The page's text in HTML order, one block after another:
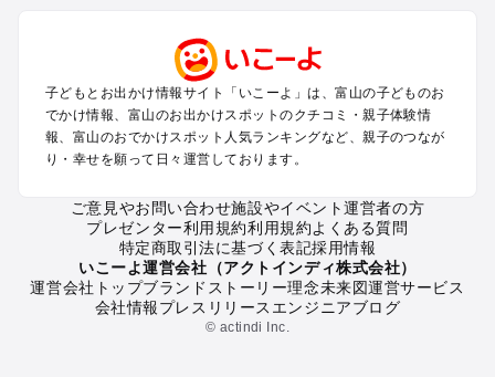
富山の定番お出かけスポット
富山の遊園地
富山の動物園
富山のバーベキュー
富山の牧場
富山のプール
富山のアスレチック
富山の公園・総合公園
富山の観光
子どもとお出かけ情報サイト「いこーよ」は、富山の子どものお
でかけ情報、富山のお出かけスポットのクチコミ・親子体験情
報、富山のおでかけスポット人気ランキングなど、親子のつなが
り・幸せを願って日々運営しております。
ご意見やお問い合わせ施設やイベント運営者の方
プレゼンター利用規約利用規約よくある質問
特定商取引法に基づく表記採用情報
いこーよ運営会社（アクトインディ株式会社）
運営会社トップブランドストーリー理念未来図運営サービス
会社情報プレスリリース エンジニアブログ
© actindi Inc.